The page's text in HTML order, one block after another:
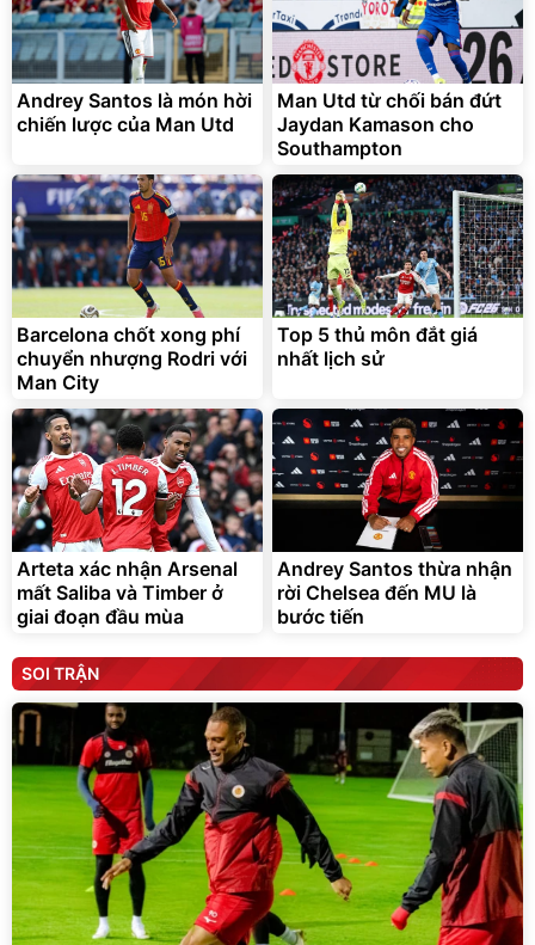
Andrey Santos là món hời
chiến lược của Man Utd
Man Utd từ chối bán đứt
Jaydan Kamason cho
Southampton
Barcelona chốt xong phí
chuyển nhượng Rodri với
Man City
Top 5 thủ môn đắt giá
nhất lịch sử
Arteta xác nhận Arsenal
mất Saliba và Timber ở
giai đoạn đầu mùa
Andrey Santos thừa nhận
rời Chelsea đến MU là
bước tiến
SOI TRẬN